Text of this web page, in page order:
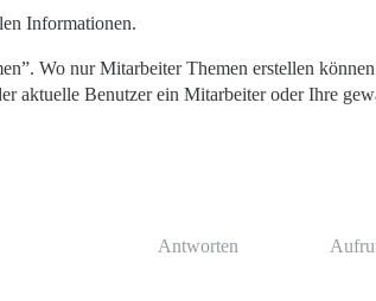
Informationen.
Wo nur Mitarbeiter Themen erstellen
aktuelle Benutzer ein Mitarbeiter oder Ihre
Antworten